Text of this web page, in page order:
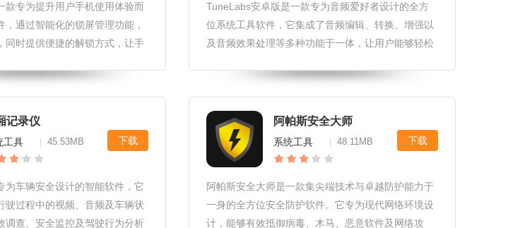
款专为提升用户手机使用体验而
，通过智能化的锁屏管理功能，
同时提供便捷的解锁方式，让手
采用先进的加密技术，确保锁屏
防止信息泄露
TuneLabs安卓版是一款专为音频爱好者设计的全方
位系统工具软件，它集成了音频编辑、转换、增强以
及音频效果处理等多种功能于一体，让用户能够轻松
配音还是日常音频处理都能得心应手。TuneLabs安
卓版软件安全性和隐
记录仪
工具 45.53MB 下载
为车辆安全设计的智能软件，它
驶过程中的视频、音频及车辆状
调查、安全监控及驾驶行为分析
阿帕斯安全大师
系统工具 48.11MB 下载
阿帕斯安全大师是一款集尖端技术与卓越防护能力于
一身的全方位安全防护软件。它专为现代网络环境设
计，能够有效抵御病毒、木马、恶意软件及网络攻